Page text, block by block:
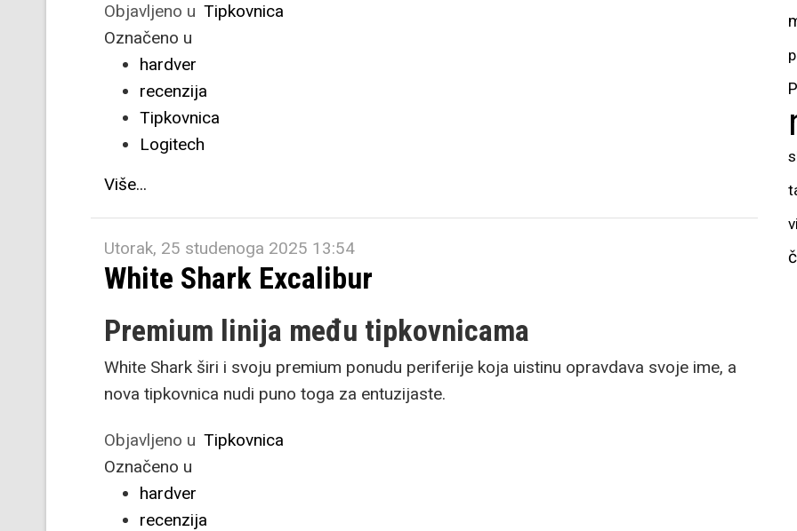
Objavljeno u Tipkovnica
Označeno u
hardver
recenzija
Tipkovnica
Logitech
Više...
Utorak, 25 studenoga 2025 13:54
White Shark Excalibur
Premium linija među tipkovnicama
White Shark širi i svoju premium ponudu periferije koja uistinu opravdava svoje ime, a
nova tipkovnica nudi puno toga za entuzijaste.
Objavljeno u Tipkovnica
Označeno u
hardver
recenzija